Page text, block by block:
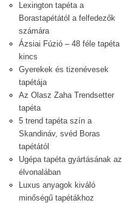
Lexington tapéta a
Borastapétától a felfedezők
számára
Ázsiai Fúzió – 48 féle tapéta
kincs
Gyerekek és tizenévesek
tapétája
Az Olasz Zaha Trendsetter
tapéta
5 trend tapéta szín a
Skandináv, svéd Boras
tapétától
Ugépa tapéta gyártásának az
élvonalában
Luxus anyagok kiváló
minőségű tapétákhoz